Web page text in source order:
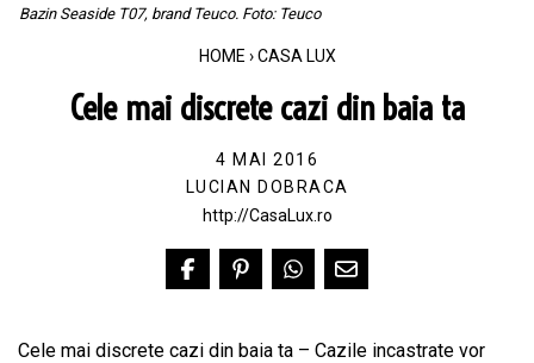
Bazin Seaside T07, brand Teuco. Foto: Teuco
HOME › CASA LUX
Cele mai discrete cazi din baia ta
4 MAI 2016
LUCIAN DOBRACA
http://CasaLux.ro
Cele mai discrete cazi din baia ta – Cazile incastrate vor